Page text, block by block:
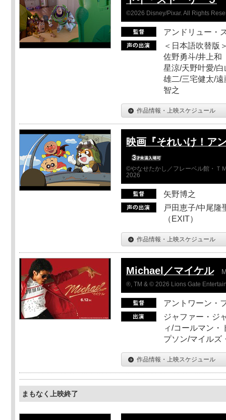
©2026 Disney/Pixar. All Rights
アンドリュー・
＜日本語吹替版
佐野勇斗/井上和
星涼/天野叶愛/
雄二/三宅健太/
智之
作品情報・上映スケジュール
映画『それいけ！ア
©やなせたかし／フレーベル館・Ｔ
2026
矢野博之
戸田恵子/中尾隆
（EXIT）
作品情報・上映スケジュール
Michael／マイケル
®, TM & © 2026 Lions Gate
アントワーン・
ジャファー・ジ
ィ/コールマン・
プソン/マイルズ
作品情報・上映スケジュール
まもなく上映終了